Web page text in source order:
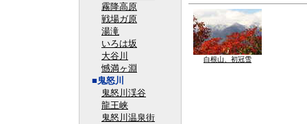
霧降高原
戦場ガ原
湯滝
いろは坂
大谷川
憾満ヶ淵
■鬼怒川
鬼怒川渓谷
龍王峡
鬼怒川温泉街
白根山、初冠雪